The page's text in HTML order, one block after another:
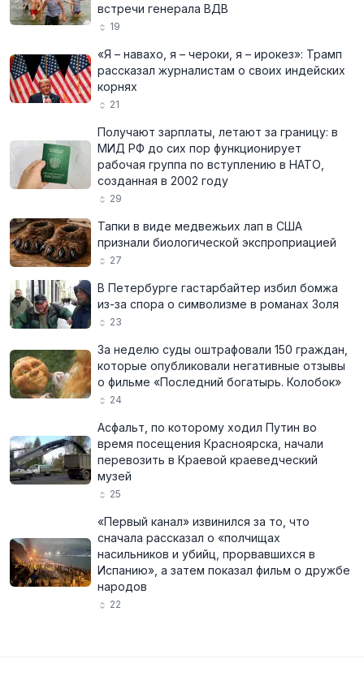
встречи генерала ВДВ
19
«Я – навахо, я – чероки, я – ирокез»: Трамп
рассказал журналистам о своих индейских
корнях
21
Получают зарплаты, летают за границу: в
МИД РФ до сих пор функционирует
рабочая группа по вступлению в НАТО,
созданная в 2002 году
29
Тапки в виде медвежьих лап в США
признали биологической экспроприацией
27
В Петербурге гастарбайтер избил бомжа
из-за спора о символизме в романах Золя
23
За неделю суды оштрафовали 150 граждан,
которые опубликовали негативные отзывы
о фильме «Последний богатырь. Колобок»
24
Асфальт, по которому ходил Путин во
время посещения Красноярска, начали
перевозить в Краевой краеведческий
музей
25
«Первый канал» извинился за то, что
сначала рассказал о «полчищах
насильников и убийц, прорвавшихся в
Испанию», а затем показал фильм о дружбе
народов
22